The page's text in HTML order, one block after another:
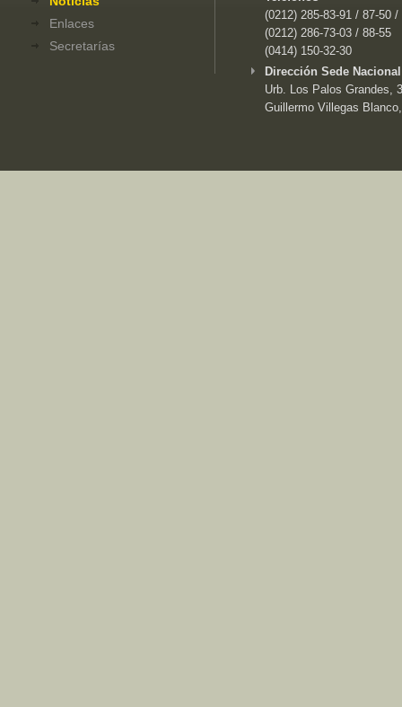
Enlaces
Secretarías
(0212) 285-83-91 / 87-50 /
(0212) 286-73-03 / 88-55
(0414) 150-32-30
Dirección Sede
Urb. Los Palos Grandes,
Guillermo Villegas